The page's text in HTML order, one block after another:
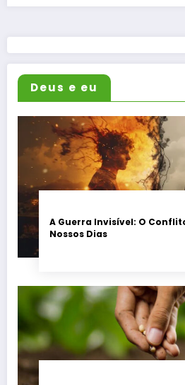
Deus e eu
A Guerra Invisível: O
Nossos Dias